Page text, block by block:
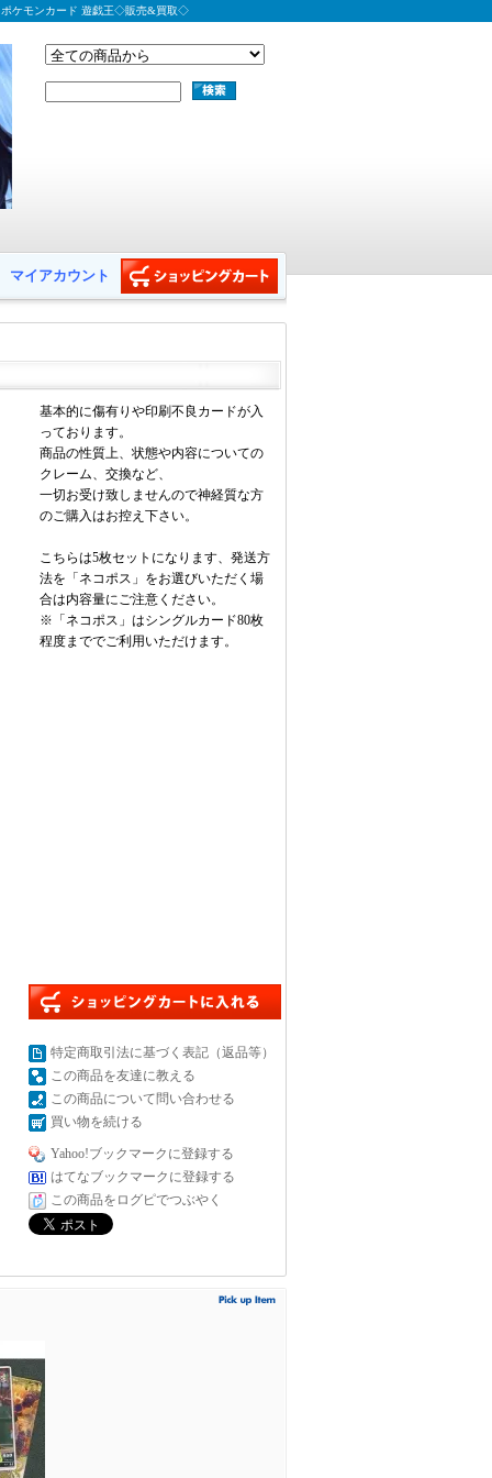
ポケモンカード 遊戯王◇販売&買取◇
マイアカウント
基本的に傷有りや印刷不良カードが入
っております。
商品の性質上、状態や内容についての
クレーム、交換など、
一切お受け致しませんので神経質な方
のご購入はお控え下さい。
こちらは5枚セットになります、発送方
法を「ネコポス」をお選びいただく場
合は内容量にご注意ください。
※「ネコポス」はシングルカード80枚
程度まででご利用いただけます。
特定商取引法に基づく表記（返品等）
この商品を友達に教える
この商品について問い合わせる
買い物を続ける
Yahoo!ブックマークに登録する
はてなブックマークに登録する
この商品をログピでつぶやく